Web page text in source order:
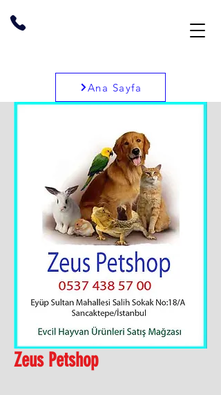
Ana Sayfa
Zeus Petshop